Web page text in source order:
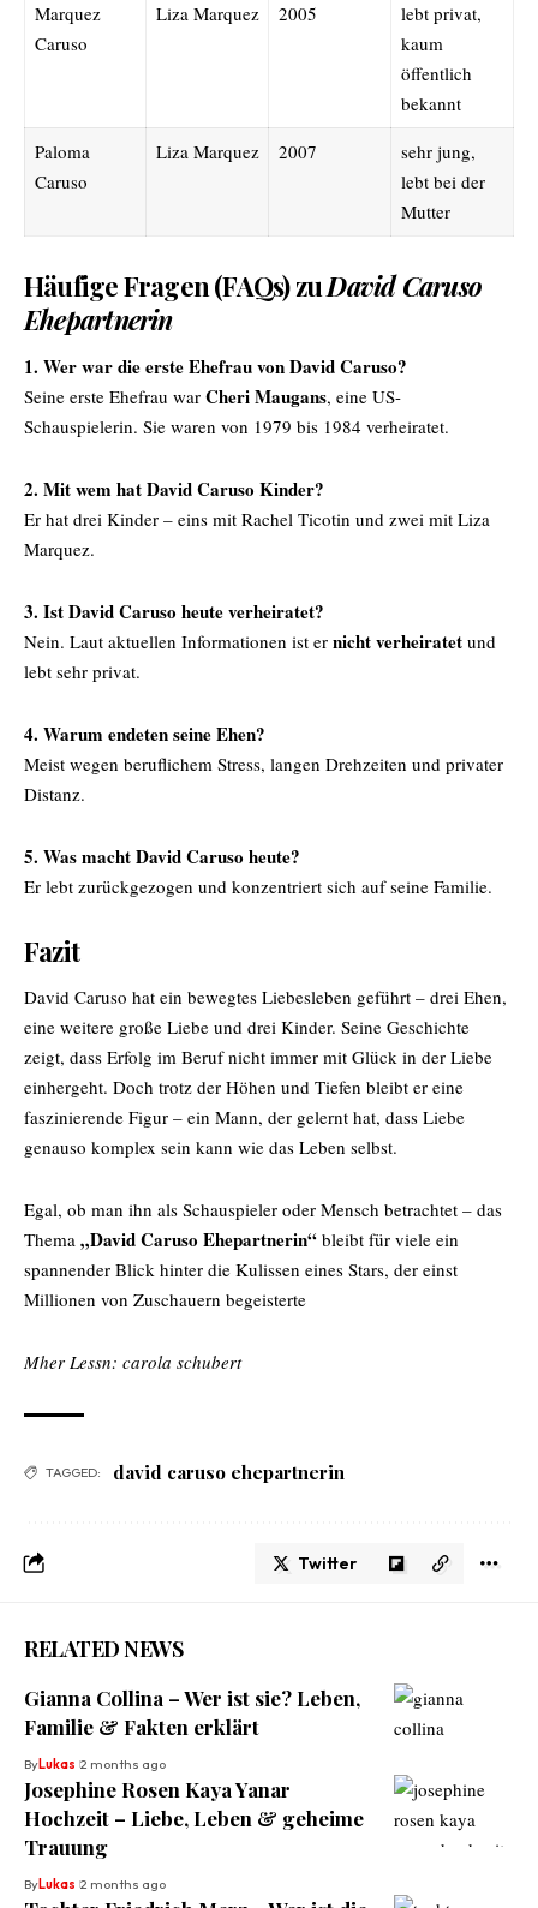
Marquez
Caruso
Liza Marquez 2005
lebt privat,
kaum
öffentlich
bekannt
Paloma
Caruso
Liza Marquez 2007
sehr jung,
lebt bei der
Mutter
Häufige Fragen (FAQs) zuDavid Caruso
Ehepartnerin
1. Wer war die erste Ehefrau von David Caruso?
Seine erste Ehefrau war Cheri Maugans, eine US-
Schauspielerin. Sie waren von 1979 bis 1984 verheiratet.
2. Mit wem hat David Caruso Kinder?
Er hat drei Kinder – eins mit Rachel Ticotin und zwei mit Liza
Marquez.
3. Ist David Caruso heute verheiratet?
Nein. Laut aktuellen Informationen ist er nicht verheiratet und
lebt sehr privat.
4. Warum endeten seine Ehen?
Meist wegen beruflichem Stress, langen Drehzeiten und privater
Distanz.
5. Was macht David Caruso heute?
Er lebt zurückgezogen und konzentriert sich auf seine Familie.
Fazit
David Caruso hat ein bewegtes Liebesleben geführt – drei Ehen,
eine weitere große Liebe und drei Kinder. Seine Geschichte
zeigt, dass Erfolg im Beruf nicht immer mit Glück in der Liebe
einhergeht. Doch trotz der Höhen und Tiefen bleibt er eine
faszinierende Figur – ein Mann, der gelernt hat, dass Liebe
genauso komplex sein kann wie das Leben selbst.
Egal, ob man ihn als Schauspieler oder Mensch betrachtet – das
Thema „David Caruso Ehepartnerin“ bleibt für viele ein
spannender Blick hinter die Kulissen eines Stars, der einst
Millionen von Zuschauern begeisterte
Mher Lessn: carola schubert
TAGGED: david caruso ehepartnerin
Twitter
RELATED NEWS
Gianna Collina – Wer ist sie? Leben,
Familie & Fakten erklärt
ByLukas 2 months ago
Josephine Rosen Kaya Yanar
Hochzeit – Liebe, Leben & geheime
Trauung
ByLukas 2 months ago